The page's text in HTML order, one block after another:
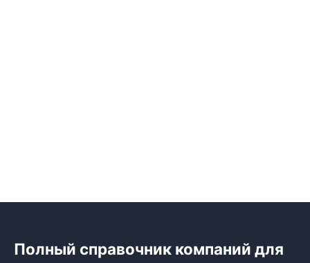
Полный справочник компаний для